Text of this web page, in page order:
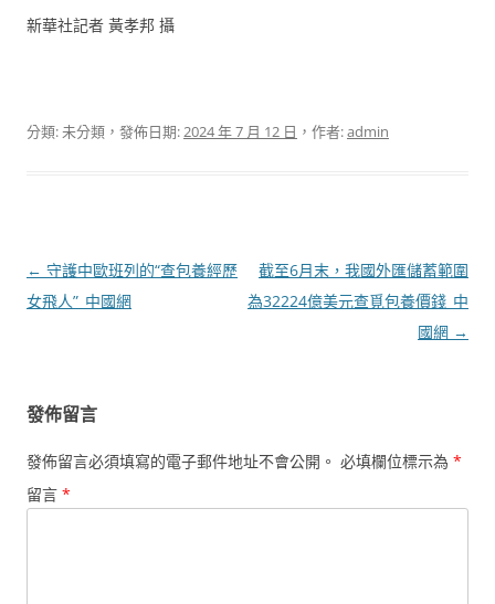
新華社記者 黃孝邦 攝
分類: 未分類，發佈日期:2024 年 7 月 12 日 ，作者:admin
文
章
← 守護中歐班列的“查包養經歷
女飛人”_中國網
截至6月末，我國外匯儲蓄範圍
為32224億美元查覓包養價錢_中
國網 →
發佈留言
發佈留言必須填寫的電子郵件地址不會公開。 必填欄位標示為 *
留言 *